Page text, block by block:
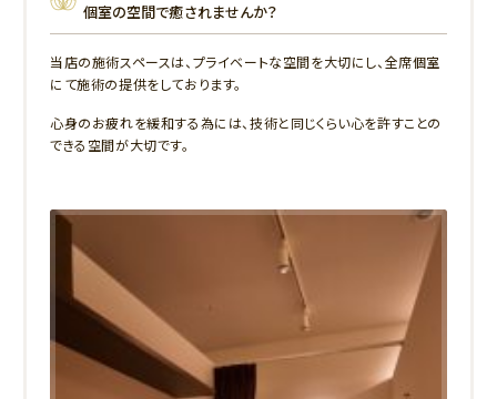
個室の空間で癒されませんか？
当店の施術スペースは、プライベートな空間を大切にし、全席個室
にて施術の提供をしております。
心身のお疲れを緩和する為には、技術と同じくらい心を許すことの
できる空間が大切です。